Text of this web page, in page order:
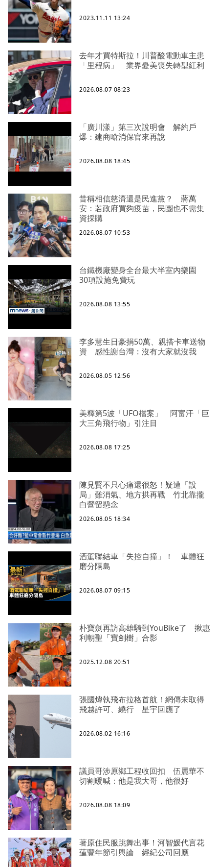
2023.11.11 13:24
去年才買特斯拉！川普酸電動車主患
「里程病」 業界憂美喪失轉型紅利
2026.08.07 08:23
「廣川漾」第三次說明會 解約戶
爆：建商嗆消保官來再說
2026.08.08 18:45
昔稱相信慈濟還是民進黨？ 蔣萬
安：若政府買夠疫苗，民團也不需集
資採購
2026.08.07 10:53
台鐵機廠變身全台最大半室內樂園
30項設施免費玩
2026.08.08 13:55
李多慧生日豪捐50萬、親搭卡車送物
資 感性謝台灣：沒有大家就沒我
2026.08.05 12:56
美釋第5波「UFO檔案」 阿富汗「巨
大三角飛行物」引注目
2026.08.08 17:25
陳見賢不只心痛還很怒！疑遭「設
局」難消氣、地方拱再戰 竹北靠攏
白營留懸念
2026.08.05 18:34
酒駕聯結車「失控自撞」！ 車體狂
磨分隔島
2026.08.07 09:15
朴寶劍再訪高雄騎到YouBike了 揪惠
利朝聖「寶劍樹」合影
2025.12.08 20:51
張國煒執飛布拉格首航！網傳未取得
飛越許可、繞行 星宇回應了
2026.08.02 16:16
議員哥涉原鄉工程收回扣 伍麗華不
切割暖喊：他是我大哥，他很好
2026.08.08 18:09
著原住民服跳舞出事！河智媛代言花
蓮豐年節引輿論 經紀公司回應